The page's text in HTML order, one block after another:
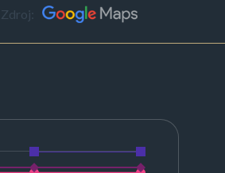
Zdroj: